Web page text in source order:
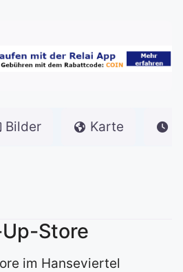
Bilder Karte
Store
im Hanseviertel